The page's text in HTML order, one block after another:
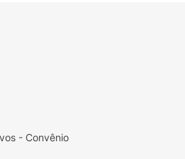
pele irritada ou lesionada.
Manter em local seco e
- Convênio